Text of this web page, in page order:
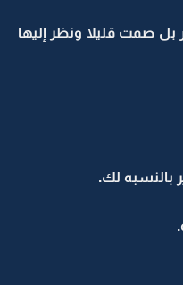
بل صمت قليلا ونظر إليها
بالنسبه لك.